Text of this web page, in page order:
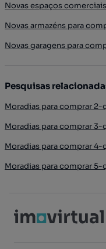
Novas espaços
Novas armazéns para
Novas garagens para
Pesquisas
Moradias para comprar
Moradias para comprar
Moradias para comprar
Moradias para comprar